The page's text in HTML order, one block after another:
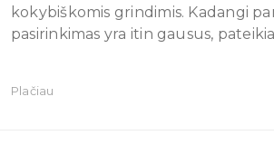
kokybiškomis grindimis. Kadangi
pasirinkimas yra itin gausus,
Plačiau